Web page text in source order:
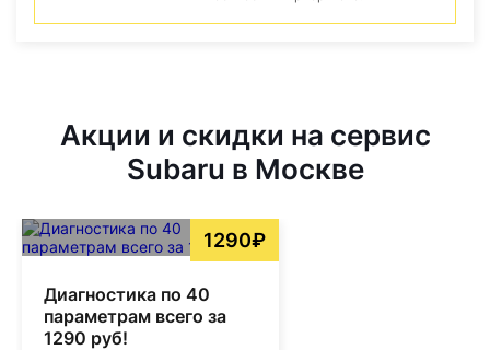
Акции и скидки на сервис
Subaru в Москве
1290₽
Диагностика по 40
параметрам всего за
1290 руб!